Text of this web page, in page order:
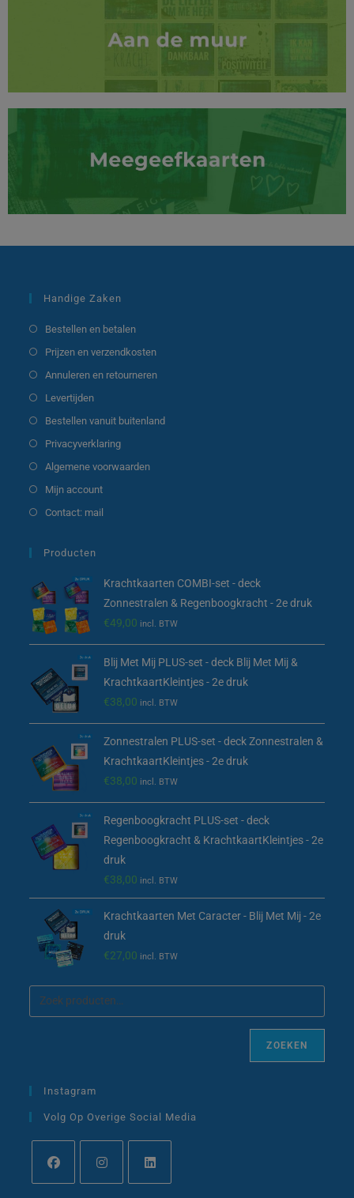
Handige Zaken
Bestellen en betalen
Prijzen en verzendkosten
Annuleren en retourneren
Levertijden
Bestellen vanuit buitenland
Privacyverklaring
Algemene voorwaarden
Mijn account
Contact: mail
Producten
Krachtkaarten COMBI-set - deck
Zonnestralen & Regenboogkracht - 2e druk
€49,00 incl. BTW
Blij Met Mij PLUS-set - deck Blij Met Mij &
KrachtkaartKleintjes - 2e druk
€38,00 incl. BTW
Zonnestralen PLUS-set - deck Zonnestralen &
KrachtkaartKleintjes - 2e druk
€38,00 incl. BTW
Regenboogkracht PLUS-set - deck
Regenboogkracht & KrachtkaartKleintjes - 2e
druk
€38,00 incl. BTW
Krachtkaarten Met Caracter - Blij Met Mij - 2e
druk
€27,00 incl. BTW
ZOEKEN
Instagram
Volg Op Overige Social Media